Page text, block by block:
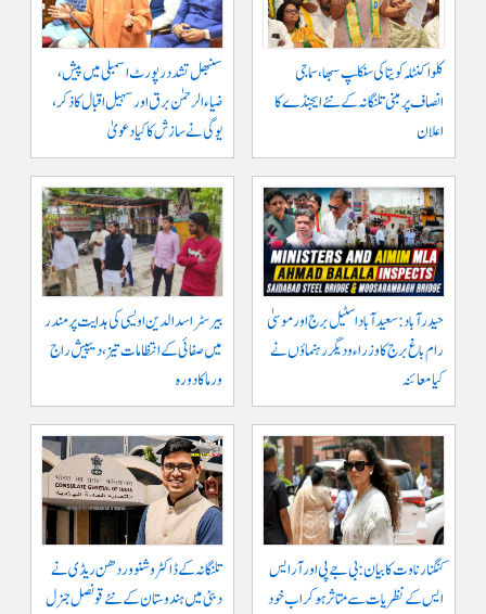
کلواکنٹلہ کویتا کی سنکلپ سبھا، سماجی
انصاف پر مبنی تلنگانہ کے نئے ایجنڈے کا
اعلان
سنبھل تشدد رپورٹ اسمبلی میں پیش،
ضیاء الرحمٰن برق اور سہیل اقبال کا ذکر،
یوگی نے سازش کا کیا دعویٰ
حیدرآباد: سعیدآباد اسٹیل برج اور موسیٰ
رام باغ برج کا وزراء و دیگر رہنماؤں نے
کیا معائنہ
بیرسٹر اسدالدین اویسی کی ہدایت پر مندر
میں صفائی کے انتظامات تیز، دیپیش راج
ورما کا دورہ
کنگنا رناوت کا بیان: بی جے پی اور آر ایس
ایس کے نظریات سے متاثر ہو کر اب خود
تلنگانہ کے ڈاکٹر وشنو وردھن ریڈی نے
دبئی میں ہندوستان کے نئے قونصل جنرل